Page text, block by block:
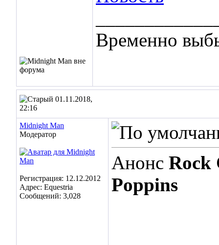
Временно
01.11.2018,
22:16
Midnight Man
Модератор
Регистрация: 12.12.2012
Адрес: Equestria
Сообщений: 3,028
Анонс Rock
Poppins